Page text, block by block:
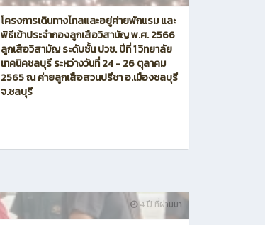
โครงการเดินทางไกลและอยู่ค่ายพักแรม และ
พิธีเข้าประจำกองลูกเสือวิสามัญ พ.ศ. 2566
ลูกเสือวิสามัญ ระดับชั้น ปวช. ปีที่ 1 วิทยาลัย
เทคนิคชลบุรี ระหว่างวันที่ 24 - 26 ตุลาคม
2565 ณ ค่ายลูกเสือสวนปรีชา อ.เมืองชลบุรี
จ.ชลบุรี
4 ปี ที่ผ่านมา